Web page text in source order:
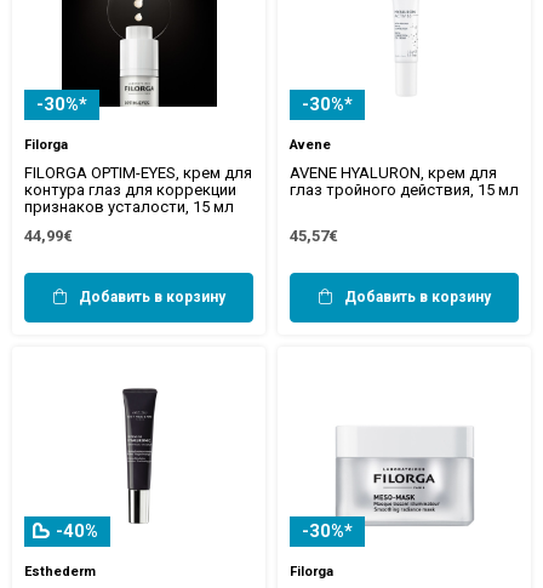
-30%*
Filorga
FILORGA OPTIM-EYES, крем для
контура глаз для коррекции
признаков усталости, 15 мл
44,99€
Добавить в корзину
-30%*
Avene
AVENE HYALURON, крем для
глаз тройного действия, 15 мл
45,57€
Добавить в корзину
-40%
Esthederm
-30%*
Filorga